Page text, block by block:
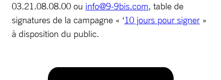
03.21.08.08.00 ou info@9-9bis.com, table de
signatures de la campagne « ‘10 jours pour signer »
à disposition du public.